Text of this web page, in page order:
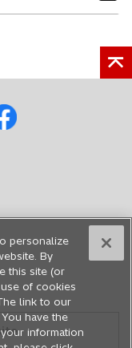
新
く
personalize
By
this site (or
of cookies
link to our
have the
information